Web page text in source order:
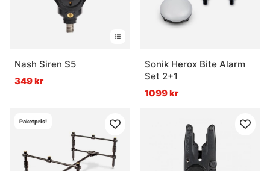
Nash Siren S5
349 kr
Sonik Herox Bite Alarm
Set 2+1
1099 kr
Paketpris!